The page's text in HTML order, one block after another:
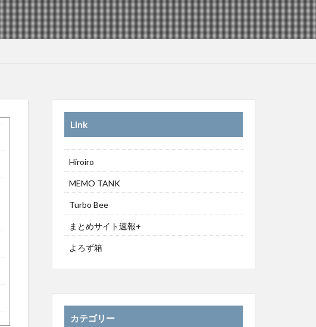
Link
Hiroiro
MEMO TANK
Turbo Bee
まとめサイト速報+
よろず箱
カテゴリー